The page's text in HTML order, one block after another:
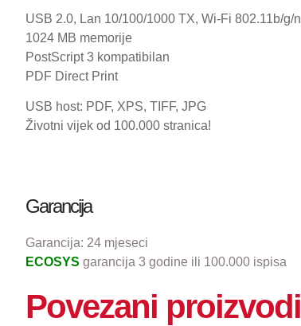
USB 2.0, Lan 10/100/1000 TX, Wi-Fi 802.11b/g/n
1024 MB memorije
PostScript 3 kompatibilan
PDF Direct Print
USB host: PDF, XPS, TIFF, JPG
Životni vijek od 100.000 stranica!
Garancija
Garancija: 24 mjeseci
ECOSYS garancija 3 godine ili 100.000 ispisa
Povezani proizvodi